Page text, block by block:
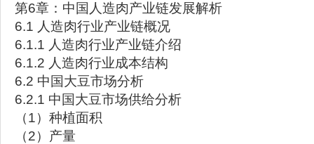
第6章：中国人造肉产业链发展解析
6.1 人造肉行业产业链概况
6.1.1 人造肉行业产业链介绍
6.1.2 人造肉行业成本结构
6.2 中国大豆市场分析
6.2.1 中国大豆市场供给分析
（1）种植面积
（2）产量